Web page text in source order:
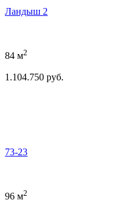
Ландыш 2
84 м2
1.104.750 руб.
73-23
96 м2